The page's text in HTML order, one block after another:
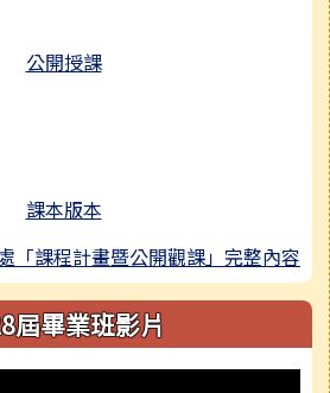
公開授課
課本版本
「課程計畫暨公開觀課」完整內容
屆畢業班影片